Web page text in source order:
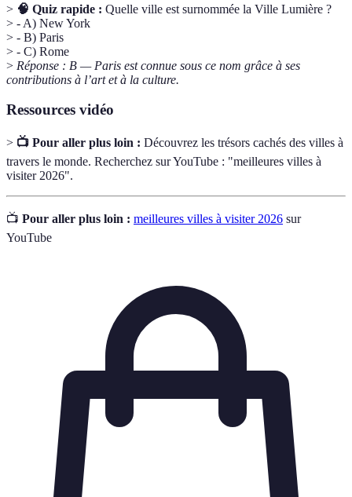
> 🧠 Quiz rapide : Quelle ville est surnommée la Ville Lumière ?
> - A) New York
> - B) Paris
> - C) Rome
> Réponse : B — Paris est connue sous ce nom grâce à ses
contributions à l’art et à la culture.
Ressources vidéo
> 📺 Pour aller plus loin : Découvrez les trésors cachés des villes à
travers le monde. Recherchez sur YouTube : "meilleures villes à
visiter 2026".
📺 Pour aller plus loin : meilleures villes à visiter 2026 sur
YouTube